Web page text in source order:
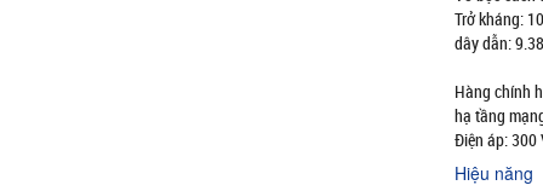
Trở kháng:
dây dẫn:
Hàng chính
hạ tầng
Điện áp: 300
Hiệu năng